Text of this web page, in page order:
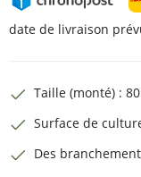
date de livraison
Taille (monté) :
Surface de
Des